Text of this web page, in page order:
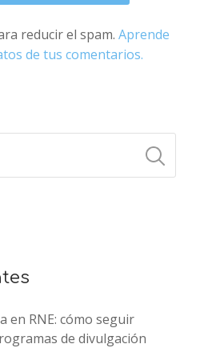
reducir el spam.Aprende
de tus comentarios.
en RNE: cómo seguir
de divulgación